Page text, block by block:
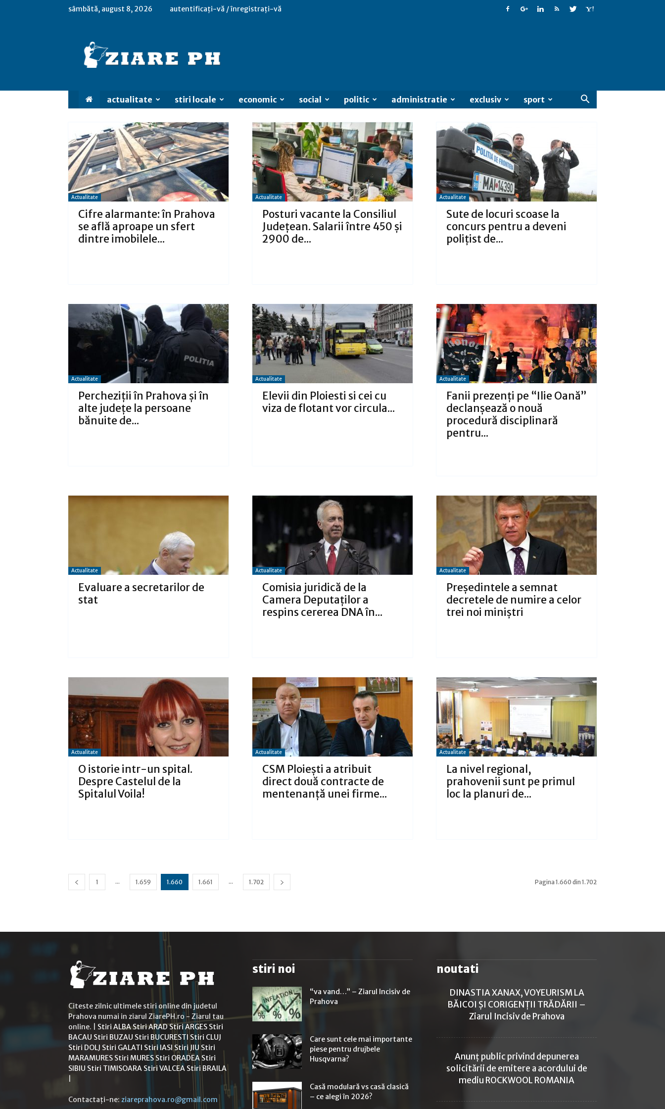
sâmbătă, august 8, 2026 autentificați-vă / înregistrați-vă
actualitate stiri locale economic social politic administratie exclusiv sport
Actualitate
Cifre alarmante: în Prahova
se află aproape un sfert
dintre imobilele...
Actualitate
Posturi vacante la Consiliul
Județean. Salarii între 450 și
2900 de...
Actualitate
Sute de locuri scoase la
concurs pentru a deveni
poliţist de...
Actualitate
Percheziții în Prahova şi în
alte județe la persoane
bănuite de...
Actualitate
Elevii din Ploiesti si cei cu
viza de flotant vor circula...
Actualitate
Fanii prezenți pe “Ilie Oană”
declanșează o nouă
procedură disciplinară
pentru...
Actualitate
Evaluare a secretarilor de
stat
Actualitate
Comisia juridică de la
Camera Deputaţilor a
respins cererea DNA în...
Actualitate
Președintele a semnat
decretele de numire a celor
trei noi miniștri
Actualitate
O istorie intr-un spital.
Despre Castelul de la
Spitalul Voila!
Actualitate
CSM Ploiești a atribuit
direct două contracte de
mentenanță unei firme...
Actualitate
La nivel regional,
prahovenii sunt pe primul
loc la planuri de...
1 ... 1.659 1.660 1.661 ... 1.702 Pagina 1.660 din 1.702
Citeste zilnic ultimele stiri online din judetul
Prahova numai in ziarul ZiarePH.ro - Ziarul tau
online. | Stiri ALBAStiri ARADStiri ARGES Stiri
BACAU Stiri BUZAU Stiri BUCURESTI Stiri CLUJ
Stiri DOLJ Stiri GALATI Stiri IASI Stiri JIU Stiri
MARAMURES Stiri MURES Stiri ORADEA Stiri
SIBIU Stiri TIMISOARA Stiri VALCEA Stiri BRAILA
Contactați-ne: ziareprahova.ro@gmail.com
stiri noi
“va vand…” – Ziarul Incisiv de
Prahova
Care sunt cele mai importante
piese pentru drujbele
Husqvarna?
Casă modulară vs casă clasică
– ce alegi în 2026?
noutati
DINASTIA XANAX, VOYEURISM LA
BĂICOI ȘI CORIGENȚII TRĂDĂRII –
Ziarul Incisiv de Prahova
Anunț public privind depunerea
solicitării de emitere a acordului de
mediu ROCKWOOL ROMANIA